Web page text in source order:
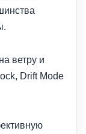
ветру и
Drift Mode